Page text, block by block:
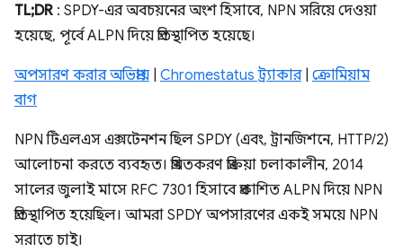
TL;DR : SPDY-এর অবচয়নের অংশ হিসাবে, NPN সরিয়ে দেওয়া
হয়েছে, পূর্বে ALPN দিয়ে প্রতিস্থাপিত হয়েছে।
অপসারণ করার অভিপ্রায় Chromestatus ট্র্যাকার| ক্রোমিয়াম
বাগ
NPN টিএলএস এক্সটেনশন ছিল SPDY (এবং, ট্রানজিশনে, HTTP/2)
আলোচনা করতে ব্যবহৃত। প্রমিতকরণ প্রক্রিয়া চলাকালীন, 2014
সালের জুলাই মাসে RFC 7301 হিসাবে প্রকাশিত ALPN দিয়ে NPN
প্রতিস্থাপিত হয়েছিল। আমরা SPDY অপসারণের একই সময়ে NPN
সরাতে চাই।